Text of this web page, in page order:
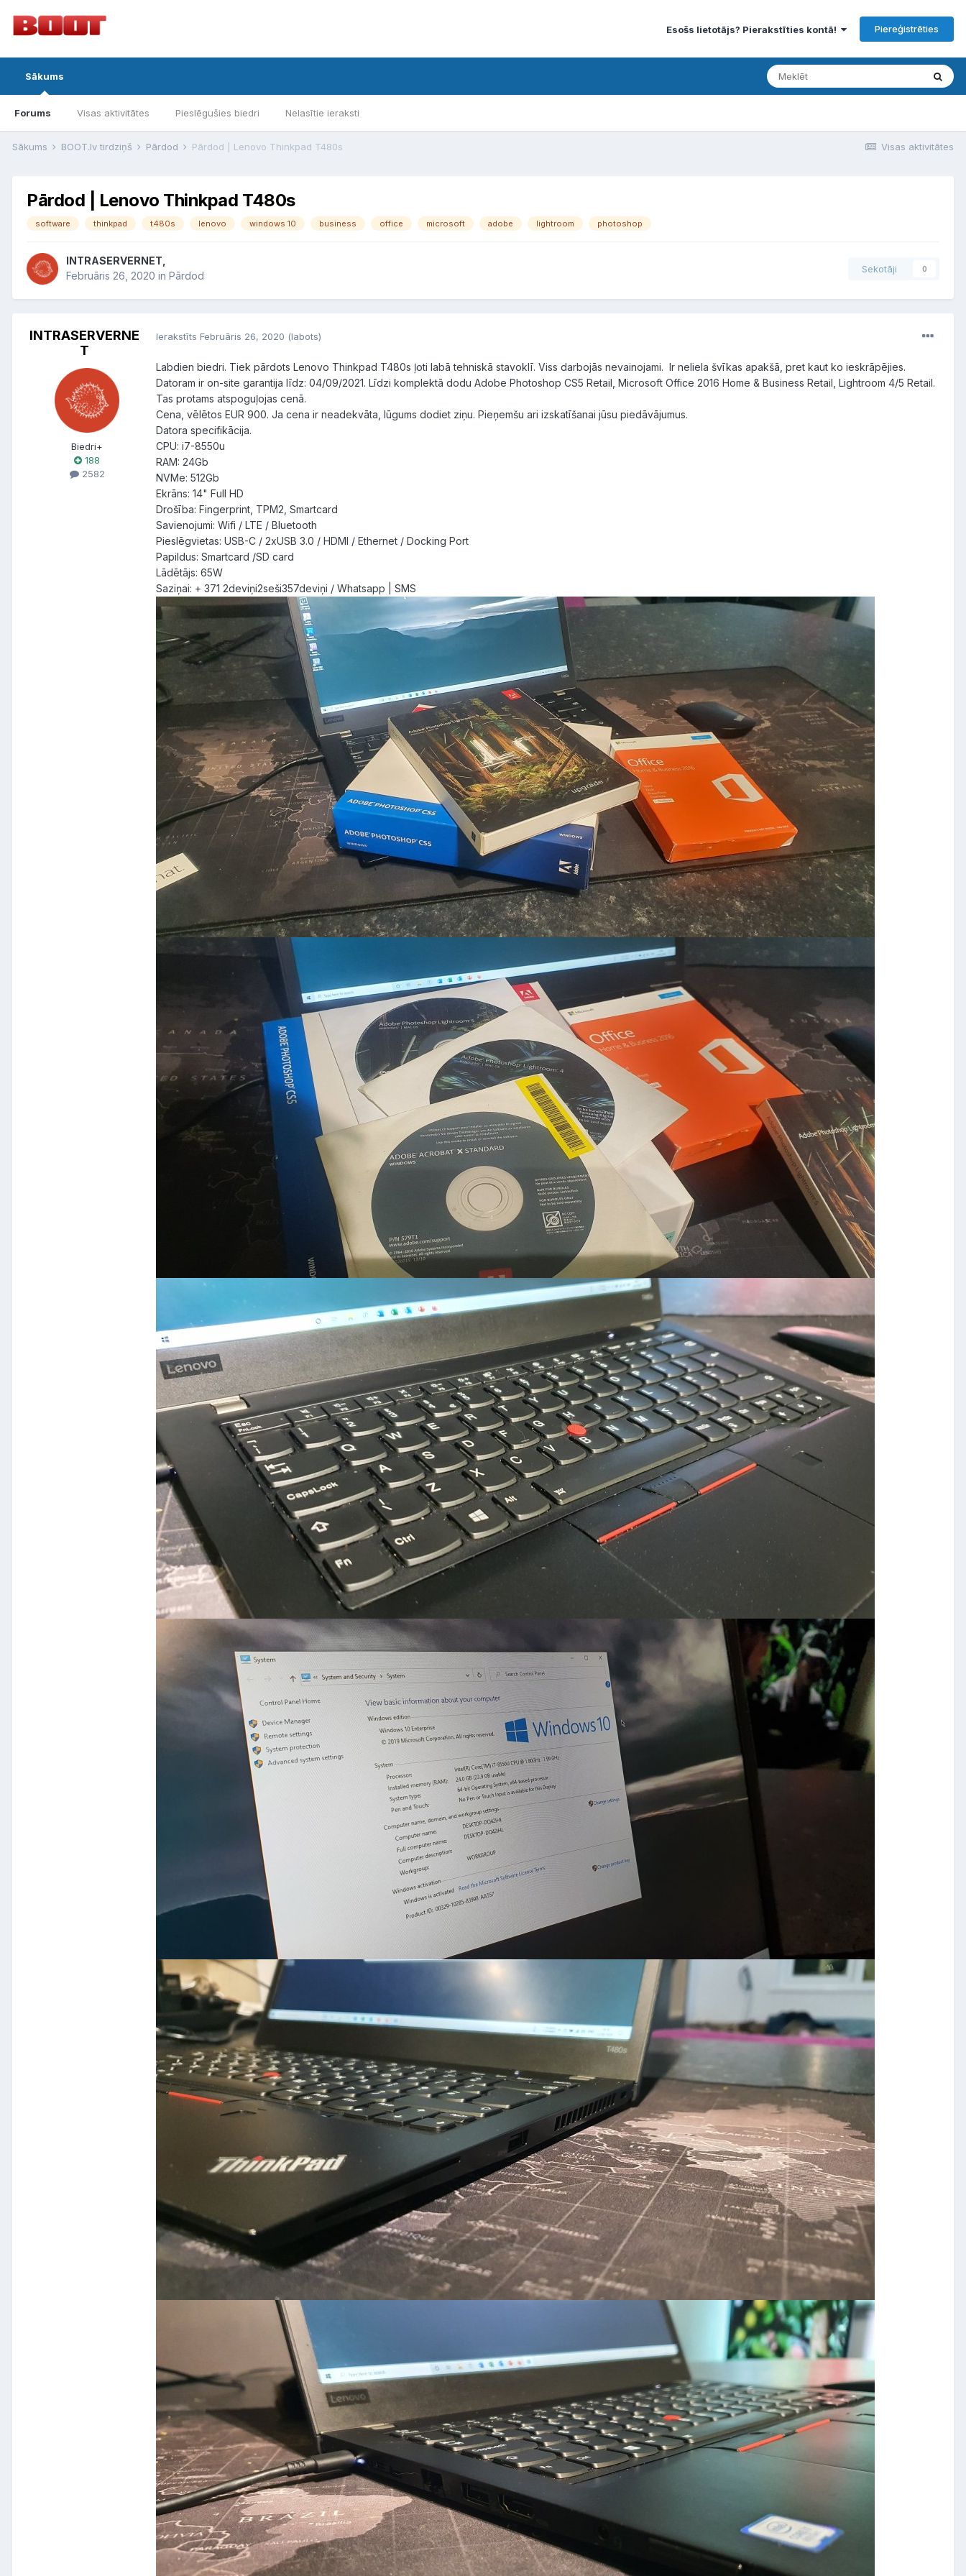
Esošs lietotājs? Pierakstīties kontā! Piereģistrēties
Sākums
Forums Visas aktivitātes Pieslēgušies biedri Nelasītie ieraksti
Visas aktivitātes
Sākums BOOT.lv tirdziņš Pārdod Pārdod | Lenovo Thinkpad T480s
Pārdod | Lenovo Thinkpad T480s
software thinkpad t480s lenovo windows 10 business office microsoft adobe lightroom photoshop
INTRASERVERNET,
Februāris 26, 2020 in Pārdod
Sekotāji 0
INTRASERVERNE
T
Biedri+
188
2582
Ierakstīts Februāris 26, 2020 (labots)
Labdien biedri. Tiek pārdots Lenovo Thinkpad T480s ļoti labā tehniskā stavoklī. Viss darbojās nevainojami. Ir neliela švīkas apakšā, pret kaut ko ieskrāpējies.
Datoram ir on-site garantija līdz: 04/09/2021. Līdzi komplektā dodu Adobe Photoshop CS5 Retail, Microsoft Office 2016 Home & Business Retail, Lightroom 4/5 Retail.
Tas protams atspoguļojas cenā.
Cena, vēlētos EUR 900. Ja cena ir neadekvāta, lūgums dodiet ziņu. Pieņemšu ari izskatīšanai jūsu piedāvājumus.
Datora specifikācija.
CPU: i7-8550u
RAM: 24Gb
NVMe: 512Gb
Ekrāns: 14" Full HD
Drošība: Fingerprint, TPM2, Smartcard
Savienojumi: Wifi / LTE / Bluetooth
Pieslēgvietas: USB-C / 2xUSB 3.0 / HDMI / Ethernet / Docking Port
Papildus: Smartcard /SD card
Lādētājs: 65W
Saziņai: + 371 2deviņi2seši357deviņi / Whatsapp | SMS